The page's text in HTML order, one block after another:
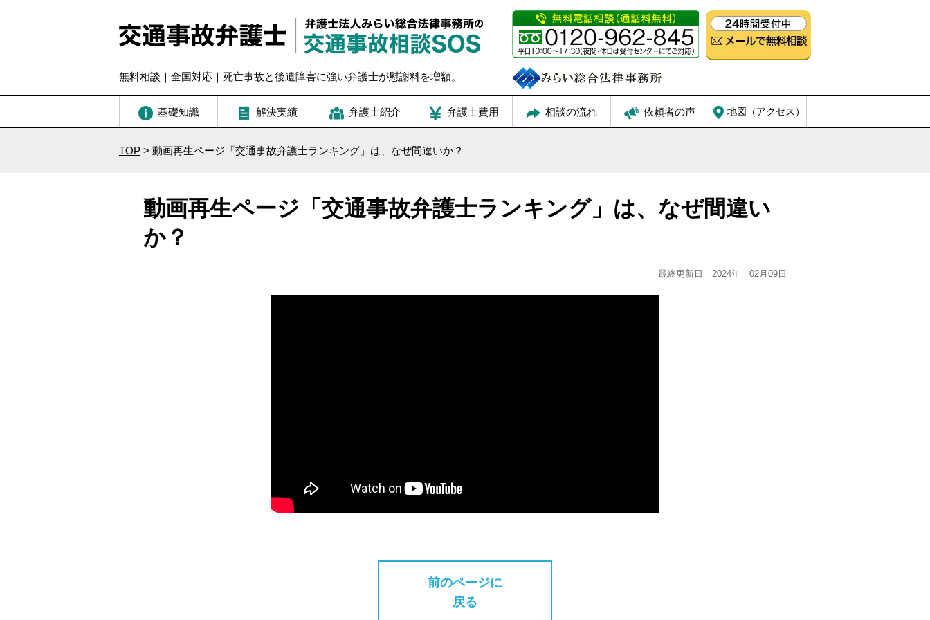
無料相談｜全国対応｜死亡事故と後遺障害に強い弁護士が慰謝料を増額。
基礎知識 解決実績 弁護士紹介 弁護士費用 相談の流れ 依頼者の声 地図（アクセス）
TOP > 動画再生ページ「交通事故弁護士ランキング」は、なぜ間違いか？
動画再生ページ「交通事故弁護士ランキング」は、なぜ間違い
か？
最終更新日 2024年 02月09日
前のページに
戻る